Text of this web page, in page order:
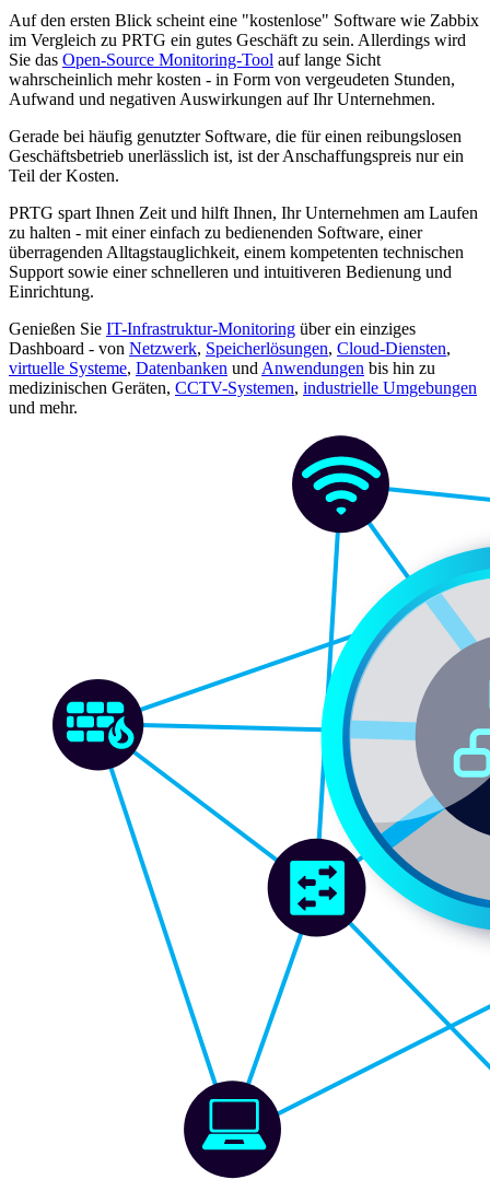
Auf den ersten Blick scheint eine "kostenlose" Software wie Zabbix
im Vergleich zu PRTG ein gutes Geschäft zu sein. Allerdings wird
Sie das Open-Source Monitoring-Tool auf lange Sicht
wahrscheinlich mehr kosten - in Form von vergeudeten Stunden,
Aufwand und negativen Auswirkungen auf Ihr Unternehmen.
Gerade bei häufig genutzter Software, die für einen reibungslosen
Geschäftsbetrieb unerlässlich ist, ist der Anschaffungspreis nur ein
Teil der Kosten.
PRTG spart Ihnen Zeit und hilft Ihnen, Ihr Unternehmen am Laufen
zu halten - mit einer einfach zu bedienenden Software, einer
überragenden Alltagstauglichkeit, einem kompetenten technischen
Support sowie einer schnelleren und intuitiveren Bedienung und
Einrichtung.
Genießen Sie IT-Infrastruktur-Monitoring über ein einziges
Dashboard - von Netzwerk, Speicherlösungen, Cloud-Diensten,
virtuelle Systeme, Datenbanken und Anwendungen bis hin zu
medizinischen Geräten, CCTV-Systemen, industrielle Umgebungen
und mehr.